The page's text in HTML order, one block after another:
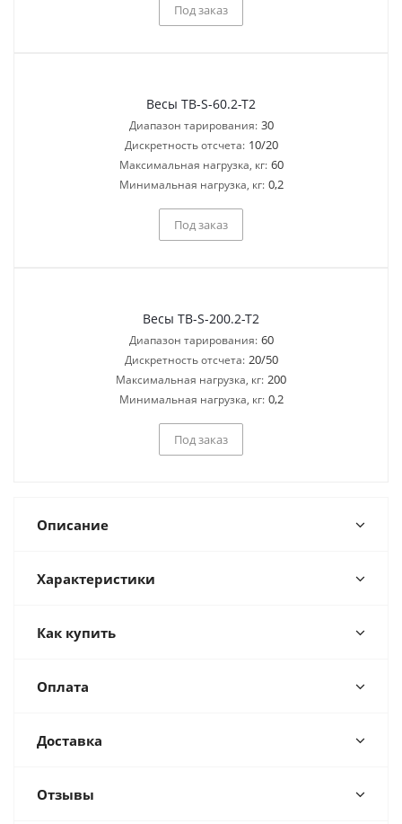
Под заказ
Весы TB-S-60.2-T2
Диапазон тарирования: 30
Дискретность отсчета: 10/20
Максимальная нагрузка, кг: 60
Минимальная нагрузка, кг: 0,2
Под заказ
Весы TB-S-200.2-T2
Диапазон тарирования: 60
Дискретность отсчета: 20/50
Максимальная нагрузка, кг: 200
Минимальная нагрузка, кг: 0,2
Под заказ
Описание
Характеристики
Как купить
Оплата
Доставка
Отзывы